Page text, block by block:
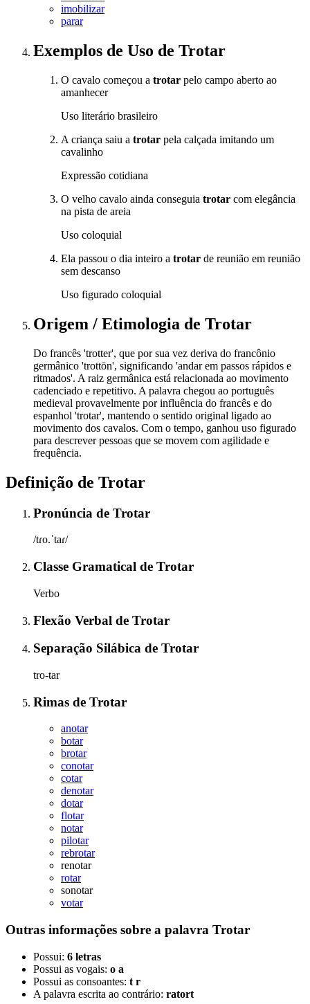
imobilizar
parar
Exemplos de Uso de Trotar
O cavalo começou a trotar pelo campo aberto ao
amanhecer
Uso literário brasileiro
A criança saiu a trotar pela calçada imitando um
cavalinho
Expressão cotidiana
O velho cavalo ainda conseguia trotar com elegância
na pista de areia
Uso coloquial
Ela passou o dia inteiro a trotar de reunião em reunião
sem descanso
Uso figurado coloquial
Origem / Etimologia de Trotar
Do francês 'trotter', que por sua vez deriva do francônio
germânico 'trottōn', significando 'andar em passos rápidos e
ritmados'. A raiz germânica está relacionada ao movimento
cadenciado e repetitivo. A palavra chegou ao português
medieval provavelmente por influência do francês e do
espanhol 'trotar', mantendo o sentido original ligado ao
movimento dos cavalos. Com o tempo, ganhou uso figurado
para descrever pessoas que se movem com agilidade e
frequência.
Definição de Trotar
Pronúncia de Trotar
/tɾo.ˈtaɾ/
Classe Gramatical de Trotar
Verbo
Flexão Verbal de Trotar
Separação Silábica de Trotar
tro-tar
Rimas de Trotar
anotar
botar
brotar
conotar
cotar
denotar
dotar
flotar
notar
pilotar
rebrotar
renotar
rotar
sonotar
votar
Outras informações sobre a palavra Trotar
Possui: 6 letras
Possui as vogais: o a
Possui as consoantes: t r
A palavra escrita ao contrário: ratort